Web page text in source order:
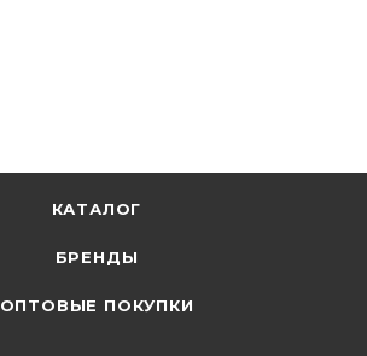
КАТАЛОГ
БРЕНДЫ
ОПТОВЫЕ ПОКУПКИ